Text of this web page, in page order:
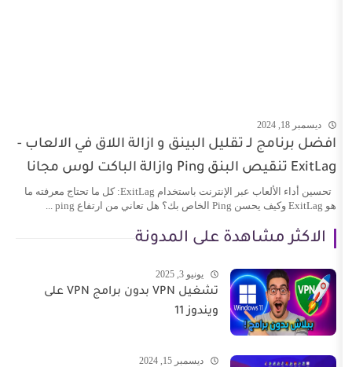
تقليل البينق و ازالة اللاق في الالعاب -
تحسين أداء الألعاب عبر الإنترنت باستخدام ExitLag: كل ما تحتاج معرفته ما
على المدونة
يونيو 3, 2025
تشغيل VPN بدون برامج VPN على
ويندوز 11
ديسمبر 15, 2024